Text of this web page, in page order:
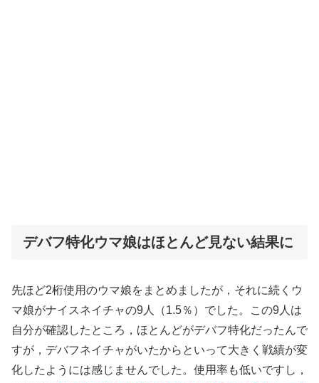
デバフ特化ウマ娘はほとんど見ない結果に
先ほど2桁使用のウマ娘をまとめましたが，それに続くウ
マ娘がナイスネイチャの9人（1.5％）でした。この9人は
自分が確認したところ，ほとんどがデバフ特化だったんで
すが，デバフネイチャがいたからといって大きく戦績が変
化したようには感じませんでした。使用率も低いですし，